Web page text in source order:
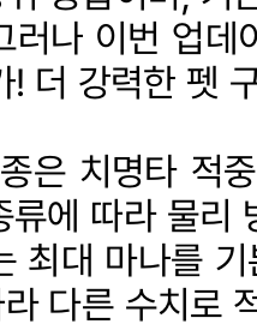
러나 이번 업데
! 더 강력한 펫
은 치명타 적
류에 따라 물리
최대 마나를
다른 수치로